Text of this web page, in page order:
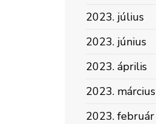
2023. július
2023. június
2023. április
2023. március
2023. február